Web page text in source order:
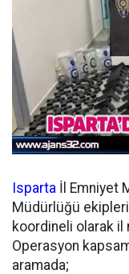
Isparta İl Emniyet
Müdürlüğü
koordineli olarak
Operasyon
aramada;